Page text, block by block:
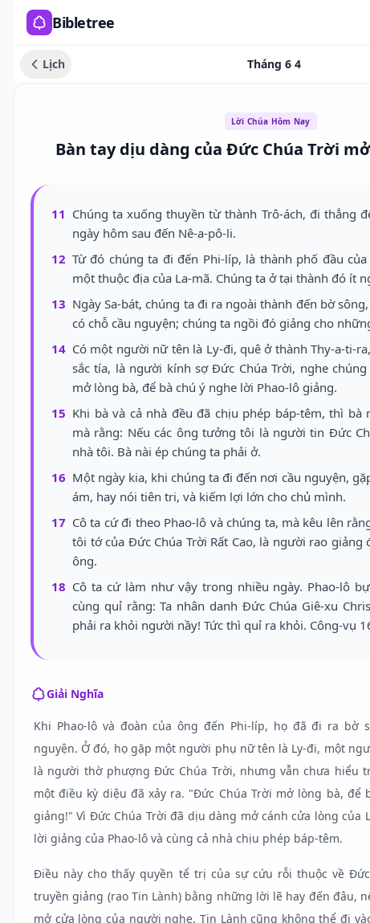
Bibletree
Lịch Tháng 6 4
Lời Chúa Hôm Nay
Bàn tay dịu dàng của Đức Chúa Trời
11 Chúng ta xuống thuyền từ thành Trô-ách, đi thẳng
ngày hôm sau đến Nê-a-pô-li.
12 Từ đó chúng ta đi đến Phi-líp, là thành phố đầu
một thuộc địa của La-mã. Chúng ta ở tại thành đó ít
13 Ngày Sa-bát, chúng ta đi ra ngoài thành đến bờ
có chỗ cầu nguyện; chúng ta ngồi đó giảng cho
14 Có một người nữ tên là Ly-đi, quê ở thành Thy-a-ti-
sắc tía, là người kính sợ Đức Chúa Trời, nghe
mở lòng bà, để bà chú ý nghe lời Phao-lô giảng.
15 Khi bà và cả nhà đều đã chịu phép báp-têm, thì bà
mà rằng: Nếu các ông tưởng tôi là người tin Đức
nhà tôi. Bà nài ép chúng ta phải ở.
16 Một ngày kia, khi chúng ta đi đến nơi cầu nguyện,
ám, hay nói tiên tri, và kiếm lợi lớn cho chủ mình.
17 Cô ta cứ đi theo Phao-lô và chúng ta, mà kêu lên
tôi tớ của Đức Chúa Trời Rất Cao, là người rao giảng
ông.
18 Cô ta cứ làm như vậy trong nhiều ngày. Phao-lô
cùng quỉ rằng: Ta nhân danh Đức Chúa Giê-xu
phải ra khỏi người nầy! Tức thì quỉ ra khỏi. Công-vụ
Giải Nghĩa
Khi Phao-lô và đoàn của ông đến Phi-líp, họ đã đi ra bờ
nguyện. Ở đó, họ gặp một người phụ nữ tên là Ly-đi, một
là người thờ phượng Đức Chúa Trời, nhưng vẫn chưa hiểu
một điều kỳ diệu đã xảy ra. "Đức Chúa Trời mở lòng bà, để
giảng!" Vì Đức Chúa Trời đã dịu dàng mở cánh cửa lòng của
lời giảng của Phao-lô và cùng cả nhà chịu phép báp-têm.
Điều này cho thấy quyền tể trị của sự cứu rỗi thuộc về
truyền giảng (rao Tin Lành) bằng những lời lẽ hay đến đâu,
mở cửa lòng của người nghe, Tin Lành cũng không thể đi